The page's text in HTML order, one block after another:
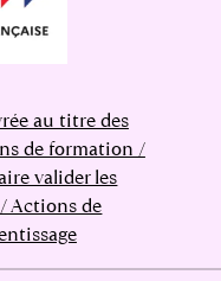
au titre des
de formation /
valider les
Actions de